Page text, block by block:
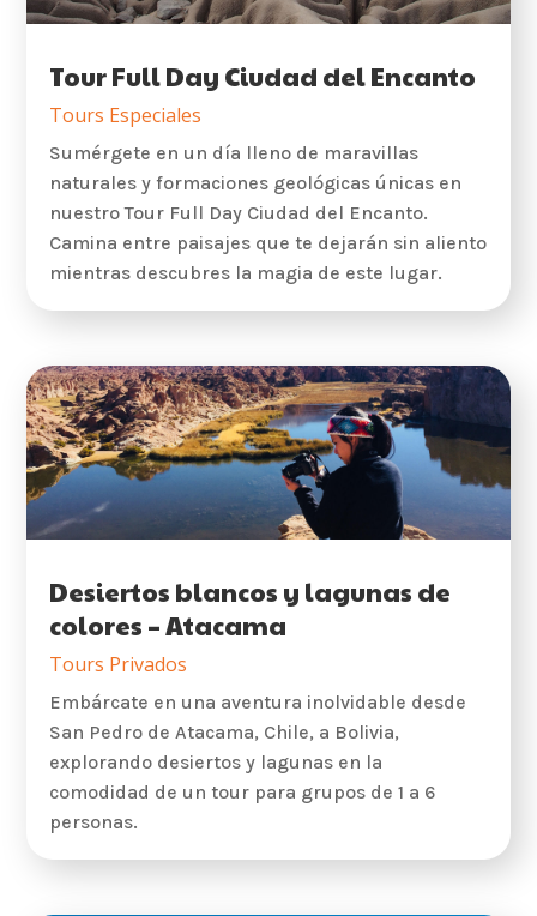
Tour Full Day Ciudad del Encanto
Tours Especiales
Sumérgete en un día lleno de maravillas
naturales y formaciones geológicas únicas en
nuestro Tour Full Day Ciudad del Encanto.
Camina entre paisajes que te dejarán sin aliento
mientras descubres la magia de este lugar.
Desiertos blancos y lagunas de
colores – Atacama
Tours Privados
Embárcate en una aventura inolvidable desde
San Pedro de Atacama, Chile, a Bolivia,
explorando desiertos y lagunas en la
comodidad de un tour para grupos de 1 a 6
personas.